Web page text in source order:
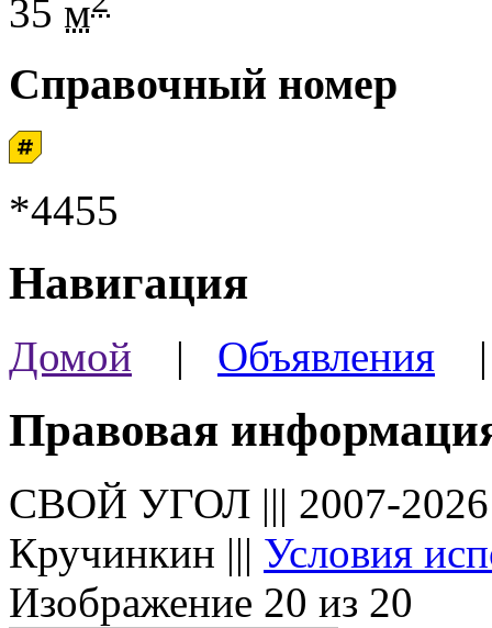
35 м
Справочный номер
*4455
Навигация
Домой | Объявления
Правовая
СВОЙ УГОЛ ||| 2007-
Кручинкин ||| Условия
Изображение 20 из 20